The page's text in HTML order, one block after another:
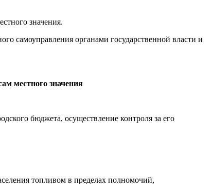
значения.
самоуправления органами государственной власти и
местного значения
бюджета, осуществление контроля за его
топливом в пределах полномочий,